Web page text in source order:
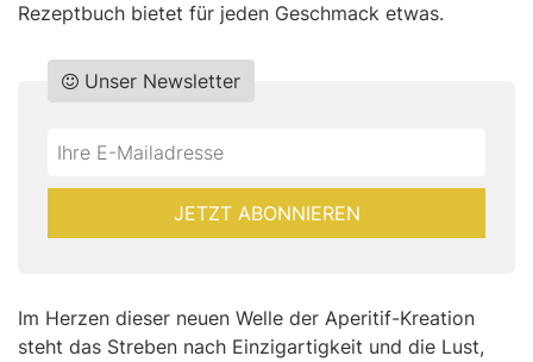
Rezeptbuch bietet für jeden Geschmack etwas.
Do
Unser Newsletter
*Ihre
JETZT ABONNIEREN
Im Herzen dieser neuen Welle der Aperitif-Kreation
steht das Streben nach Einzigartigkeit und die Lust,